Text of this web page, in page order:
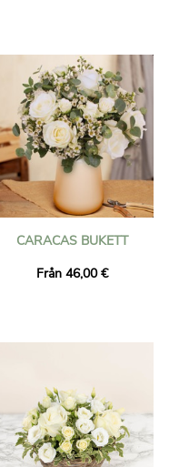
CARACAS BUKETT
Från 46,00 €